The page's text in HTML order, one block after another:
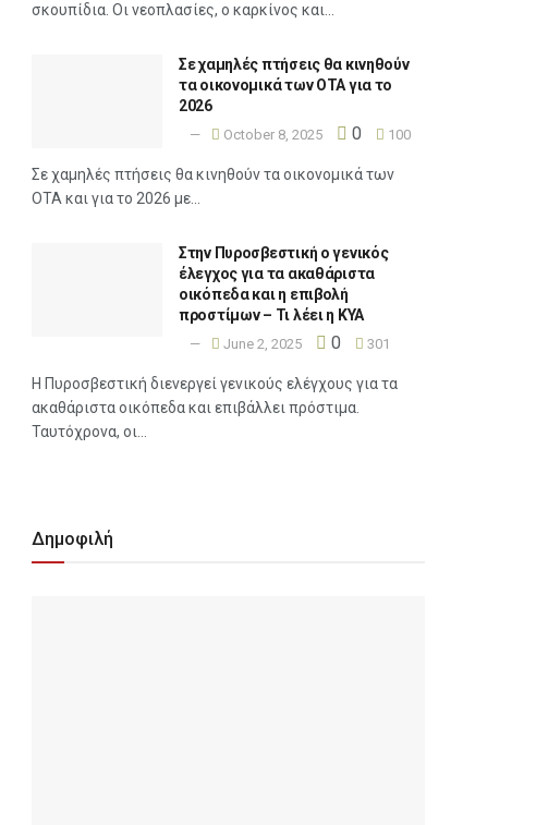
σκουπίδια. Οι νεοπλασίες, ο καρκίνος και...
Σε χαμηλές πτήσεις θα κινηθούν
τα οικονομικά των ΟΤΑ για το
2026
October 8, 2025 0 100
Σε χαμηλές πτήσεις θα κινηθούν τα οικονομικά των
ΟΤΑ και για το 2026 με...
Στην Πυροσβεστική ο γενικός
έλεγχος για τα ακαθάριστα
οικόπεδα και η επιβολή
προστίμων – Τι λέει η ΚΥΑ
June 2, 2025 0 301
Η Πυροσβεστική διενεργεί γενικούς ελέγχους για τα
ακαθάριστα οικόπεδα και επιβάλλει πρόστιμα.
Ταυτόχρονα, οι...
Δημοφιλή